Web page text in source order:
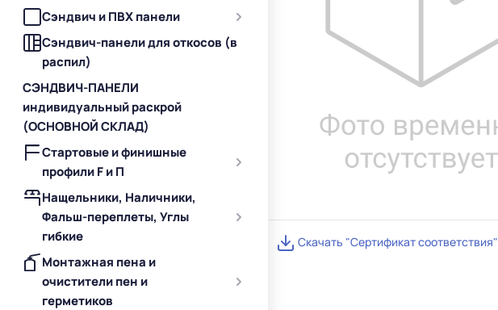
Сэндвич и ПВХ панели
Сэндвич-панели для откосов (в
распил)
СЭНДВИЧ-ПАНЕЛИ
индивидуальный раскрой
(ОСНОВНОЙ СКЛАД)
Стартовые и финишные
профили F и П
Нащельники, Наличники,
Фальш-переплеты, Углы
гибкие
Монтажная пена и
очистители пен и
герметиков
Скачать "Сертификат соответствия"